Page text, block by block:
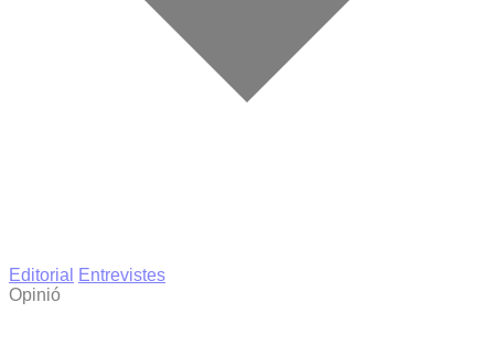
Editorial
Entrevistes
Opinió